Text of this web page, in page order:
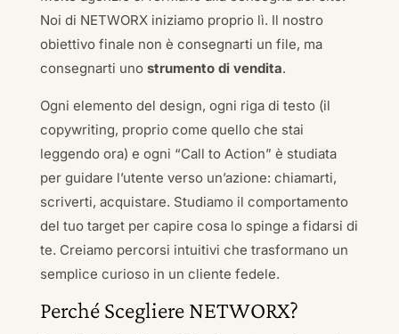
Noi di NETWORX iniziamo proprio lì. Il nostro
obiettivo finale non è consegnarti un file, ma
consegnarti uno strumento di vendita.
Ogni elemento del design, ogni riga di testo (il
copywriting, proprio come quello che stai
leggendo ora) e ogni “Call to Action” è studiata
per guidare l’utente verso un’azione: chiamarti,
scriverti, acquistare. Studiamo il comportamento
del tuo target per capire cosa lo spinge a fidarsi di
te. Creiamo percorsi intuitivi che trasformano un
semplice curioso in un cliente fedele.
Perché Scegliere NETWORX?